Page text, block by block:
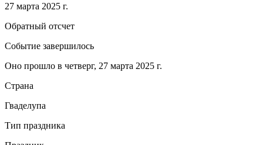
27 марта 2025 г.
Обратный отсчет
Событие завершилось
Оно прошло в четверг, 27 марта 2025 г.
Страна
Гваделупа
Тип праздника